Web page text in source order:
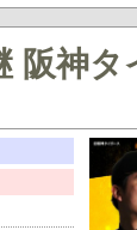
阪神タ